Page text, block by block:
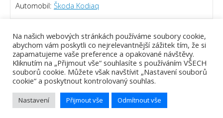
Automobil: Škoda Kodiaq
220 Kč
Tomáš Piálek - Webový vývojář
Na našich webových stránkách používáme soubory cookie,
abychom vám poskytli co nejrelevantnější zážitek tím, že si
zapamatujeme vaše preference a opakované návštěvy.
Kliknutím na „Přijmout vše“ souhlasíte s používáním VŠECH
souborů cookie. Můžete však navštívit „Nastavení souborů
cookie“ a poskytnout kontrolovaný souhlas.
Nastavení Přijmout vše Odmítnout vše